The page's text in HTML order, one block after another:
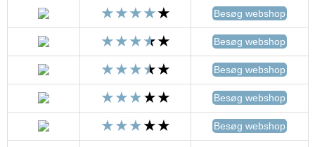
Besøg webshop
Besøg webshop
Besøg webshop
Besøg webshop
Besøg webshop